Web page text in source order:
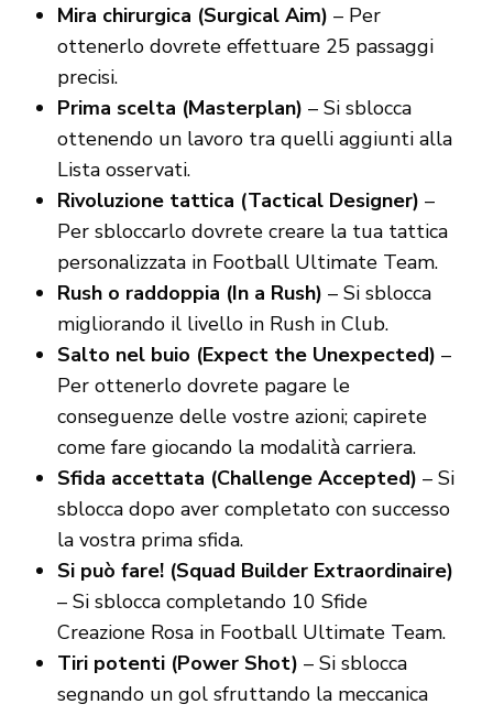
Mira chirurgica (Surgical Aim) – Per
ottenerlo dovrete effettuare 25 passaggi
precisi.
Prima scelta (Masterplan) – Si sblocca
ottenendo un lavoro tra quelli aggiunti alla
Lista osservati.
Rivoluzione tattica (Tactical Designer) –
Per sbloccarlo dovrete creare la tua tattica
personalizzata in Football Ultimate Team.
Rush o raddoppia (In a Rush) – Si sblocca
migliorando il livello in Rush in Club.
Salto nel buio (Expect the Unexpected) –
Per ottenerlo dovrete pagare le
conseguenze delle vostre azioni; capirete
come fare giocando la modalità carriera.
Sfida accettata (Challenge Accepted) – Si
sblocca dopo aver completato con successo
la vostra prima sfida.
Si può fare! (Squad Builder Extraordinaire)
– Si sblocca completando 10 Sfide
Creazione Rosa in Football Ultimate Team.
Tiri potenti (Power Shot) – Si sblocca
segnando un gol sfruttando la meccanica